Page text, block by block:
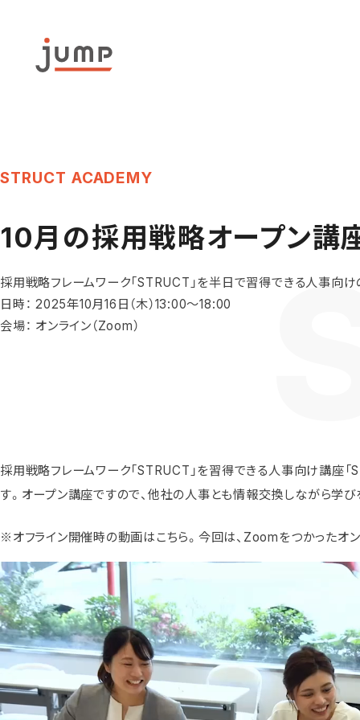
STRUCT ACADEMY
10月の採用戦略オープン講
採用戦略フレームワーク「STRUCT」を半日で習得できる人事向
日時： 2025年10月16日（木）13:00〜18:00
会場： オンライン（Zoom）
採用戦略フレームワーク「STRUCT」を習得できる人事向け講座
す。オープン講座ですので、他社の人事とも情報交換しながら学
※オフライン開催時の動画はこちら。今回は、Zoomをつかったオ